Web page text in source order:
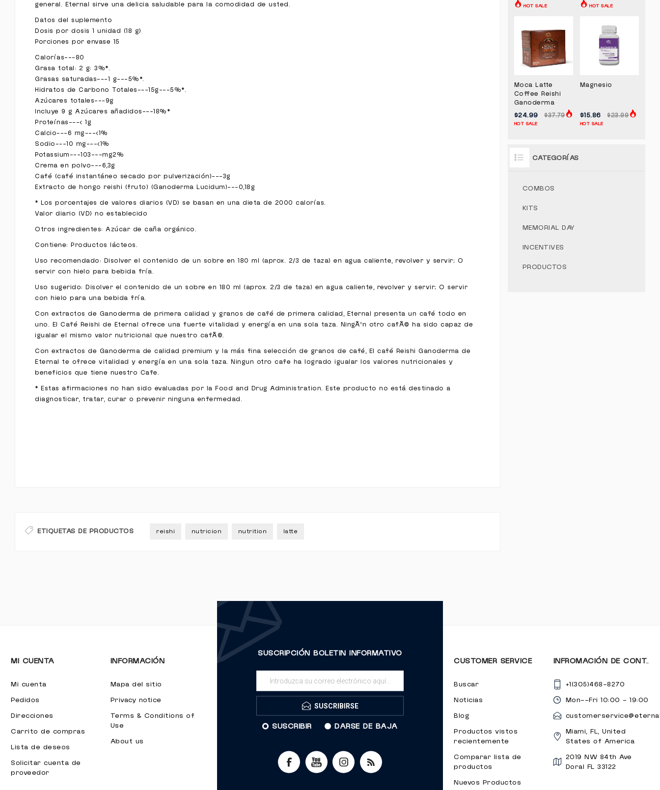
general. Eternal sirve una delicia saludable para la comodidad de usted.
Datos del suplemento
Dosis por dosis 1 unidad (18 g)
Porciones por envase 15
Calorías---80
Grasa total: 2 g: 3%*.
Grasas saturadas---1 g---5%*.
Hidratos de Carbono Totales---15g---5%*.
Azúcares totales---9g
Incluye 9 g Azúcares añadidos---18%*
Proteínas---< 1g
Calcio---6 mg---<1%
Sodio---10 mg---<1%
Potassium---103---mg2%
Crema en polvo---6,3g
Café (café instantáneo secado por pulverización)---3g
Extracto de hongo reishi (fruto) (Ganoderma Lucidum)---0,18g
* Los porcentajes de valores diarios (VD) se basan en una dieta de 2000 calorías.
Valor diario (VD) no establecido
Otros ingredientes: Azúcar de caña orgánico.
Contiene: Productos lácteos.
Uso recomendado: Disolver el contenido de un sobre en 180 ml (aprox. 2/3 de taza) en agua caliente, revolver y servir; O
servir con hielo para bebida fría.
Uso sugerido: Disolver el contenido de un sobre en 180 ml (aprox. 2/3 de taza) en agua caliente, revolver y servir; O servir
con hielo para una bebida fría.
Con extractos de Ganoderma de primera calidad y granos de café de primera calidad, Eternal presenta un café todo en
uno. El Café Reishi de Eternal ofrece una fuerte vitalidad y energía en una sola taza. NingÃºn otro cafÃ© ha sido capaz de
igualar el mismo valor nutricional que nuestro cafÃ©.
Con extractos de Ganoderma de calidad premium y la más fina selección de granos de café, El café Reishi Ganoderma de
Eternal te ofrece vitalidad y energía en una sola taza. Ningun otro cafe ha logrado igualar los valores nutricionales y
beneficios que tiene nuestro Cafe.
* Estas afirmaciones no han sido evaluadas por la Food and Drug Administration. Este producto no está destinado a
diagnosticar, tratar, curar o prevenir ninguna enfermedad.
ETIQUETAS DE PRODUCTOS reishi nutricion nutrition latte
HOT SALE HOT SALE
Moca Latte
Coffee Reishi
Ganoderma
$24.99 $37.79
HOT SALE
Magnesio
$15.86 $23.99
HOT SALE
CATEGORÍAS
COMBOS
KITS
MEMORIAL DAY
INCENTIVES
PRODUCTOS
SUSCRIPCIÓN BOLETIN INFORMATIVO
SUSCRIBIRSE
SUSCRIBIR DARSE DE BAJA
MI CUENTA
Mi cuenta
Pedidos
Direcciones
Carrito de compras
Lista de deseos
Solicitar cuenta de
proveedor
INFORMACIÓN
Mapa del sitio
Privacy notice
Terms & Conditions of
Use
About us
CUSTOMER SERVICE
Buscar
Noticias
Blog
Productos vistos
recientemente
Comparar lista de
productos
Nuevos Productos
INFROMACIÓN DE CONTACTO
+1(305)468-8270
Mon--Fri 10:00 - 19:00
Miami, FL, United
States of America
2019 NW 84th Ave
Doral FL 33122